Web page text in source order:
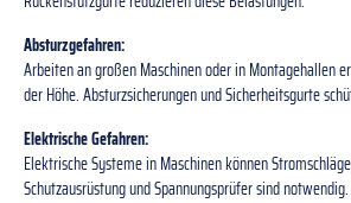
Absturzgefahren:
Arbeiten an großen Maschinen oder in Montagehallen
der Höhe. Absturzsicherungen und Sicherheitsgurte
Elektrische Gefahren:
Elektrische Systeme in Maschinen können
Schutzausrüstung und Spannungsprüfer sind notwendig.